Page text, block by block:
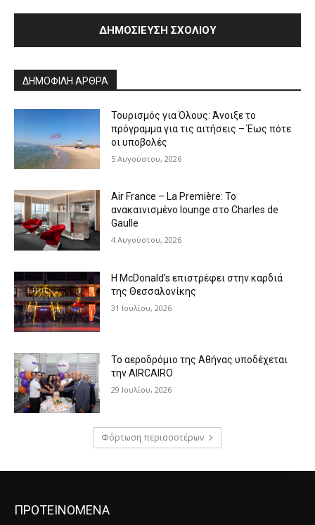
ΔΗΜΟΦΙΛΗ ΑΡΘΡΑ
Τουρισμός για Όλους: Άνοιξε το
πρόγραμμα για τις αιτήσεις – Έως πότε
οι υποβολές
5 Αυγούστου, 2026
Air France – La Première: Το
ανακαινισμένο lounge στο Charles de
Gaulle
4 Αυγούστου, 2026
Η McDonald’s επιστρέφει στην καρδιά
της Θεσσαλονίκης
31 Ιουλίου, 2026
Το αεροδρόμιο της Αθήνας υποδέχεται
την AIRCAIRO
29 Ιουλίου, 2026
Φόρτωση περισσοτέρων
ΠΡΟΤΕΙΝΟΜΕΝΑ